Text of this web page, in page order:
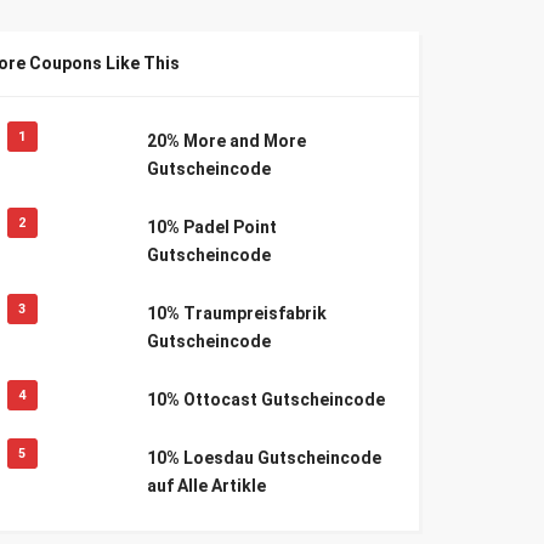
Coupons Like This
1
20% More and More
Gutscheincode
2
10% Padel Point
Gutscheincode
3
10% Traumpreisfabrik
Gutscheincode
4 10% Ottocast Gutscheincode
5
10% Loesdau Gutscheincode
auf Alle Artikle